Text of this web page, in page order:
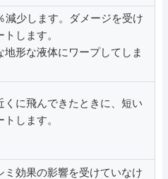
減少します。ダメージを受け
します。
地形な液体にワープしてしま
くに飛んできたときに、短い
します。
ミ効果の影響を受けていなけ